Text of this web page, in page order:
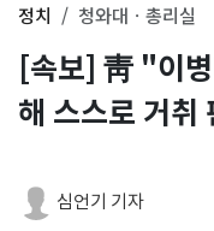
정치 청와대ㆍ총리실
[속보] 靑 "이
해 스스로 거취
심언기 기자